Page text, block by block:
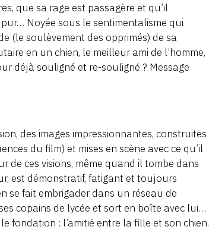
que sa rage est passagère et qu’il
Noyée sous le sentimentalisme qui
(le soulèvement des opprimés) de sa
en un chien, le meilleur ami de l’homme,
déjà souligné et re-souligné ? Message
des images impressionnantes, construites
du film) et mises en scène avec ce qu’il
de ces visions, même quand il tombe dans
est démonstratif, fatigant et toujours
se fait embrigader dans un réseau de
copains de lycée et sort en boîte avec lui…
fondation : l’amitié entre la fille et son chien.